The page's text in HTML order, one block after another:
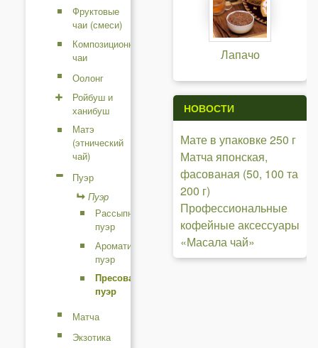
Фруктовые
чаи (смеси)
Композиционные
чаи
Оолонг
Ройбуш и
ханибуш
Матэ
(этнический
чай)
Пуэр
Пуэр
Рассыпной
пуэр
Ароматизированный
пуэр
Пресованный
пуэр
Матча
Экзотика
Лапачо
НОВОСТИ
Мате в упаковке 250 г
Матча японская,
фасованая (50, 100 та
200 г)
Профессиональные
кофейные аксессуары
«Масала чай»